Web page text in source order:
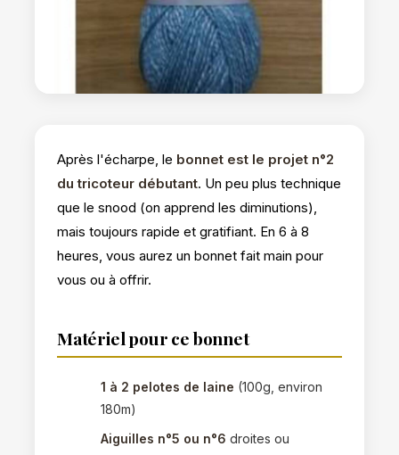
Après l'écharpe, le bonnet est le projet n°2
du tricoteur débutant. Un peu plus technique
que le snood (on apprend les diminutions),
mais toujours rapide et gratifiant. En 6 à 8
heures, vous aurez un bonnet fait main pour
vous ou à offrir.
Matériel pour ce bonnet
1 à 2 pelotes de laine (100g, environ
180m)
Aiguilles n°5 ou n°6 droites ou